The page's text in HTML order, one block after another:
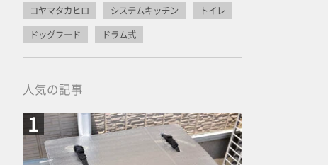
コヤマタカヒロ
システムキッチン
トイレ
ドッグフード
ドラム式
人気の記事